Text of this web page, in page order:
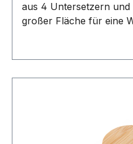
aus 4 Untersetzern und
großer Fläche für eine